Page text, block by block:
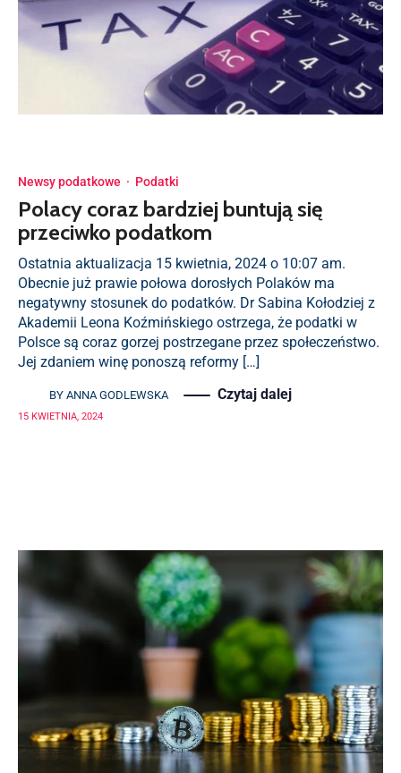
Newsy podatkowe · Podatki
Polacy coraz bardziej buntują się
przeciwko podatkom
Ostatnia aktualizacja 15 kwietnia, 2024 o 10:07 am.
Obecnie już prawie połowa dorosłych Polaków ma
negatywny stosunek do podatków. Dr Sabina Kołodziej z
Akademii Leona Koźmińskiego ostrzega, że podatki w
Polsce są coraz gorzej postrzegane przez społeczeństwo.
Jej zdaniem winę ponoszą reformy […]
BY ANNA GODLEWSKA Czytaj dalej
15 KWIETNIA, 2024